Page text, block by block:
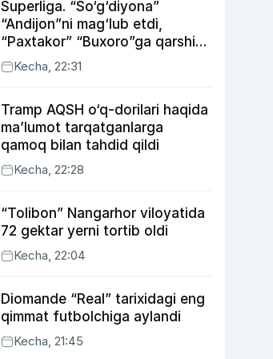
Superliga. “So‘g‘diyona”
“Andijon”ni mag‘lub etdi,
“Paxtakor” “Buxoro”ga qarshi
bahsda g‘alabani qo‘ldan
chiqardi
Kecha, 22:31
Tramp AQSH o‘q-dorilari haqida
ma’lumot tarqatganlarga
qamoq bilan tahdid qildi
Kecha, 22:28
“Tolibon” Nangarhor viloyatida
72 gektar yerni tortib oldi
Kecha, 22:04
Diomande “Real” tarixidagi eng
qimmat futbolchiga aylandi
Kecha, 21:45